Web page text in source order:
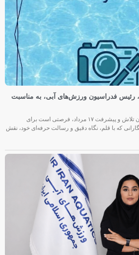
رئیس فدراسیون ورزش‌های آبی، به مناسبت
خبرنگاران؛ راویان آب، روایتگران تلاش و پیشرفت ۱۷ مرداد، فرصتی است برای
که با قلم، نگاه دقیق و رسالت حرفه‌ای خود، نقش